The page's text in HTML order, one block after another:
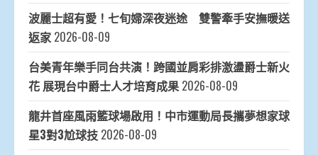
波麗士超有愛！七旬婦深夜迷途 雙警牽手安撫暖送
返家 2026-08-09
台美青年樂手同台共演！跨國並肩彩排激盪爵士新火
花 展現台中爵士人才培育成果 2026-08-09
龍井首座風雨籃球場啟用！中市運動局長攜夢想家球
星3對3尬球技 2026-08-09